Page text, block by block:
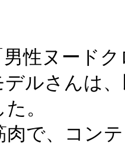
男性ヌード
ルさんは
。
で、コン